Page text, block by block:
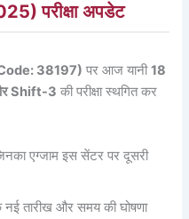
परीक्षा अपडेट
38197) पर आज यानी18
Shift-3 की परीक्षा स्थगित कर
एग्जाम इस सेंटर पर दूसरी
तारीख और समय की घोषणा